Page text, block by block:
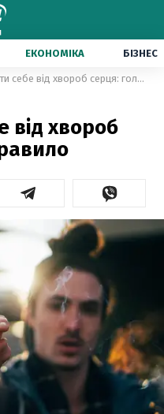
ЕКОНОМІКА БІЗНЕС
Як захистити себе від хвороб серця: головне правило
від хвороб